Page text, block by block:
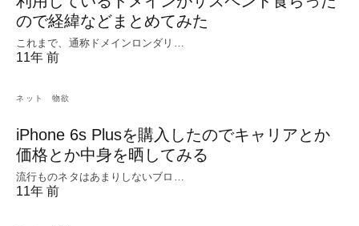
ので経緯などまとめてみた
これまで、通称ドメインロンダリ…
11年 前
ネット 物欲
iPhone 6s Plusを購入したのでキャリアとか
価格とか中身を晒してみる
流行ものネタはあまりしないブロ…
11年 前